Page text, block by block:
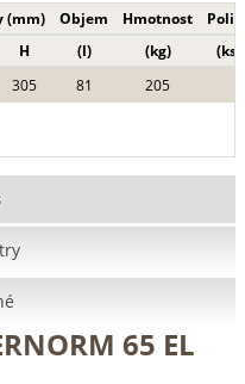
(mm) Objem Hmotnost
H (l) (kg)
(ks)
305 81 205
65 EL